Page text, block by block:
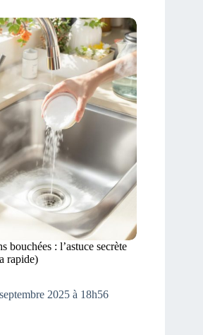
bouchées : l’astuce secrète
rapide)
2025 à 18h56